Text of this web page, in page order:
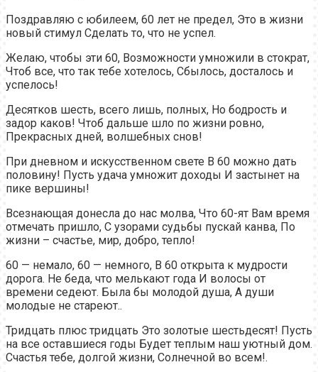
Поздравляю с юбилеем, 60 лет не предел, Это в жизни
новый стимул Сделать то, что не успел.
Желаю, чтобы эти 60, Возможности умножили в стократ,
Чтоб все, что так тебе хотелось, Сбылось, досталось и
успелось!
Десятков шесть, всего лишь, полных, Но бодрость и
задор каков! Чтоб дальше шло по жизни ровно,
Прекрасных дней, волшебных снов!
При дневном и искусственном свете В 60 можно дать
половину! Пусть удача умножит доходы И застынет на
пике вершины!
Всезнающая донесла до нас молва, Что 60-ят Вам время
отмечать пришло, С узорами судьбы пускай канва, По
жизни – счастье, мир, добро, тепло!
60 — немало, 60 — немного, В 60 открыта к мудрости
дорога. Не беда, что мелькают года И волосы от
времени седеют. Была бы молодой душа, А души
молодые не стареют..
Тридцать плюс тридцать Это золотые шестьдесят! Пусть
на все оставшиеся годы Будет теплым наш уютный дом.
Счастья тебе, долгой жизни, Солнечной во всем!.